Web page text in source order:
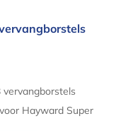
Hayward
vervangborstels
Hayward Super